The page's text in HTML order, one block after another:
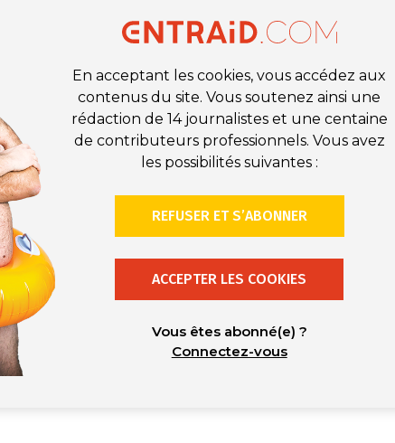
En acceptant les cookies, vous accédez aux
contenus du site. Vous soutenez ainsi une
rédaction de 14 journalistes et une centaine
de contributeurs professionnels. Vous avez
les possibilités suivantes :
REFUSER ET S’ABONNER
ACCEPTER LES COOKIES
Vous êtes abonné(e) ?
Connectez-vous